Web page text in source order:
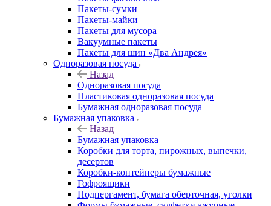
Пакеты-сумки
Пакеты-майки
Пакеты для мусора
Вакуумные пакеты
Пакеты для шин «Два Андрея»
Одноразовая посуда
Назад
Одноразовая посуда
Пластиковая одноразовая посуда
Бумажная одноразовая посуда
Бумажная упаковка
Назад
Бумажная упаковка
Коробки для торта, пирожных, выпечки,
десертов
Коробки-контейнеры бумажные
Гофроящики
Подпергамент, бумага оберточная, уголки